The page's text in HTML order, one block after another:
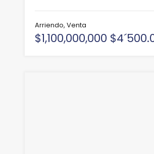
Arriendo, Venta
$1,100,000,000